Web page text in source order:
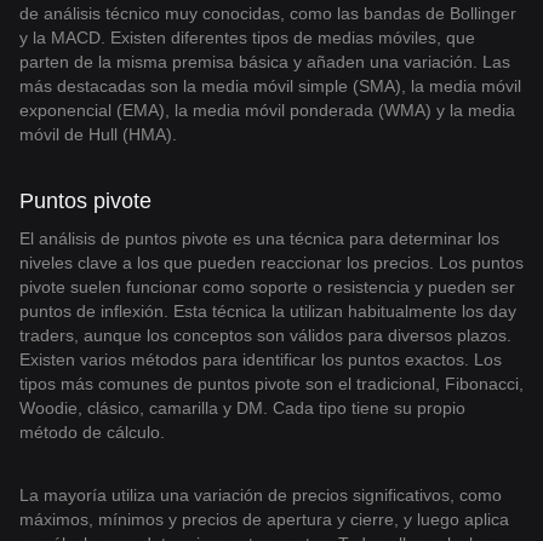
de análisis técnico muy conocidas, como las bandas de Bollinger
y la MACD. Existen diferentes tipos de medias móviles, que
parten de la misma premisa básica y añaden una variación. Las
más destacadas son la media móvil simple (SMA), la media móvil
exponencial (EMA), la media móvil ponderada (WMA) y la media
móvil de Hull (HMA).
Puntos pivote
El análisis de puntos pivote es una técnica para determinar los
niveles clave a los que pueden reaccionar los precios. Los puntos
pivote suelen funcionar como soporte o resistencia y pueden ser
puntos de inflexión. Esta técnica la utilizan habitualmente los day
traders, aunque los conceptos son válidos para diversos plazos.
Existen varios métodos para identificar los puntos exactos. Los
tipos más comunes de puntos pivote son el tradicional, Fibonacci,
Woodie, clásico, camarilla y DM. Cada tipo tiene su propio
método de cálculo.
La mayoría utiliza una variación de precios significativos, como
máximos, mínimos y precios de apertura y cierre, y luego aplica